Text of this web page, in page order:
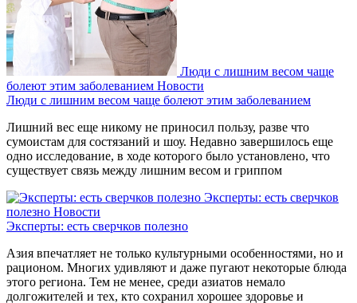
Люди с лишним весом чаще
болеют этим заболеванием Новости
Люди с лишним весом чаще болеют этим заболеванием
Лишний вес еще никому не приносил пользу, разве что
сумоистам для состязаний и шоу. Недавно завершилось еще
одно исследование, в ходе которого было установлено, что
существует связь между лишним весом и гриппом
Эксперты: есть сверчков
полезно Новости
Эксперты: есть сверчков полезно
Азия впечатляет не только культурными особенностями, но и
рационом. Многих удивляют и даже пугают некоторые блюда
этого региона. Тем не менее, среди азиатов немало
долгожителей и тех, кто сохранил хорошее здоровье и